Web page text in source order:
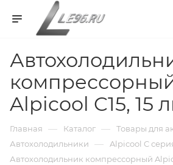
Alpicool C15, 15
Главная — Каталог — Товары для
Автохолодильники — Alpicool C
Автохолодильник компрессорный